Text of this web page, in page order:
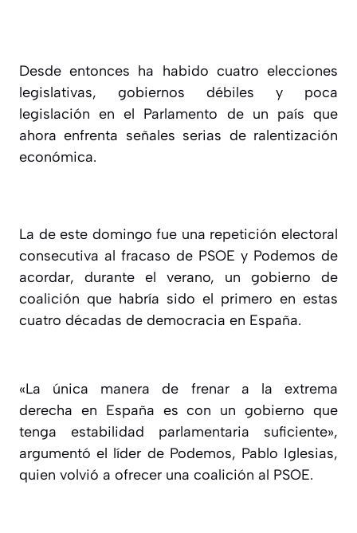
Desde entonces ha habido cuatro elecciones
legislativas, gobiernos débiles y poca
legislación en el Parlamento de un país que
ahora enfrenta señales serias de ralentización
económica.
La de este domingo fue una repetición electoral
consecutiva al fracaso de PSOE y Podemos de
acordar, durante el verano, un gobierno de
coalición que habría sido el primero en estas
cuatro décadas de democracia en España.
«La única manera de frenar a la extrema
derecha en España es con un gobierno que
tenga estabilidad parlamentaria suficiente»,
argumentó el líder de Podemos, Pablo Iglesias,
quien volvió a ofrecer una coalición al PSOE.